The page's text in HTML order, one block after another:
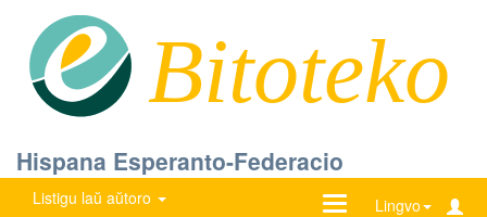
Bitoteko
Hispana Esperanto-Federacio
Listigu laŭ aŭtoro Lingvo
Ŝanĝu